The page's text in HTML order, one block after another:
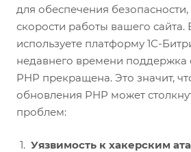
для обеспечения безопасности,
скорости работы вашего сайта.
используете платформу 1С-
недавнего времени поддержка
PHP прекращена. Это значит,
обновления PHP может
проблем:
Уязвимость к хакерским